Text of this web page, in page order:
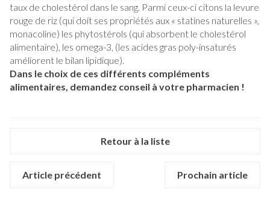
taux de cholestérol dans le sang. Parmi ceux-ci citons la levure
rouge de riz (qui doit ses propriétés aux « statines naturelles »,
monacoline) les phytostérols (qui absorbent le cholestérol
alimentaire), les omega-3, (les acides gras poly-insaturés
améliorent le bilan lipidique).
Dans le choix de ces différents compléments
alimentaires, demandez conseil à votre pharmacien !
Retour à la liste
Article précédent Prochain article